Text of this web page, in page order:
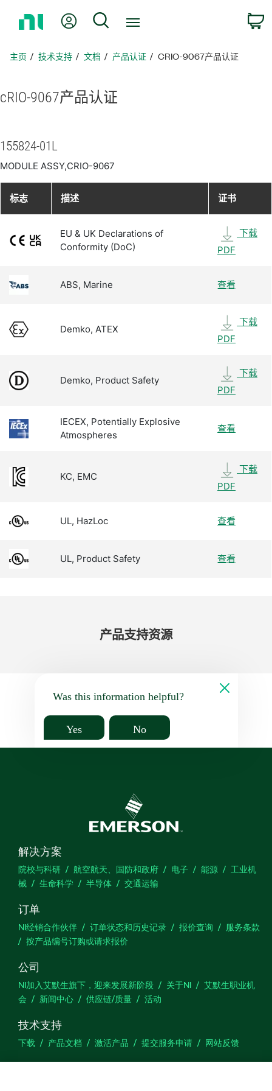
页
我的账户 搜索
主页 技术支持 文档 产品认证 CRIO-9067产品认证
cRIO-9067产品认证
155824-01L
MODULE ASSY,CRIO-9067
标志 描述 证书
EU & UK Declarations of
Conformity (DoC)
下载
PDF
ABS, Marine 查看
Demko, ATEX
下载
PDF
Demko, Product Safety
下载
PDF
IECEX, Potentially Explosive
Atmospheres
查看
KC, EMC
下载
PDF
UL, HazLoc 查看
UL, Product Safety 查看
产品​支持​资源
Was this information helpful?
Yes No
解决方案
院校与科研 航空航天、国防和政府 电子 能源
工业机
械
生命科学 半导体 交通运输
订单
NI经销合作伙伴 订单状态和历史记录 报价查询
服务条款
按产品编号订购或请求报价
公司
NI加入艾默生旗下，迎来发展新阶段 关于NI
艾默生职业机
会
新闻中心 供应链/质量 活动
技术支持
下载 产品文档 激活产品 提交服务申请 网站反馈